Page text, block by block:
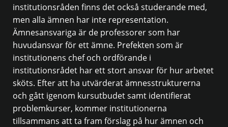
institutionsråden finns det också studerande med,
men alla ämnen har inte representation.
Ämnesansvariga är de professorer som har
huvudansvar för ett ämne. Prefekten som är
institutionens chef och ordförande i
institutionsrådet har ett stort ansvar för hur arbetet
sköts. Efter att ha utvärderat ämnesstrukturerna
och gått igenom kursutbudet samt identifierat
problemkurser, kommer institutionerna
tillsammans att ta fram förslag på hur ämnen och